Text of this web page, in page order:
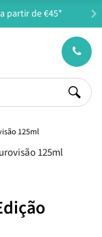
partir de €45*
125ml